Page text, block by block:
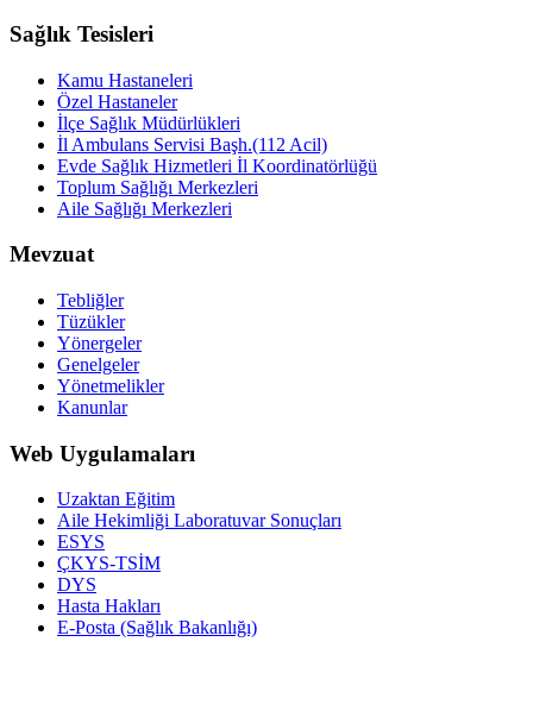
Sağlık Tesisleri
Kamu Hastaneleri
Özel Hastaneler
İlçe Sağlık Müdürlükleri
İl Ambulans Servisi Başh.(112 Acil)
Evde Sağlık Hizmetleri İl Koordinatörlüğü
Toplum Sağlığı Merkezleri
Aile Sağlığı Merkezleri
Mevzuat
Tebliğler
Tüzükler
Yönergeler
Genelgeler
Yönetmelikler
Kanunlar
Web Uygulamaları
Uzaktan Eğitim
Aile Hekimliği Laboratuvar Sonuçları
ESYS
ÇKYS-TSİM
DYS
Hasta Hakları
E-Posta (Sağlık Bakanlığı)